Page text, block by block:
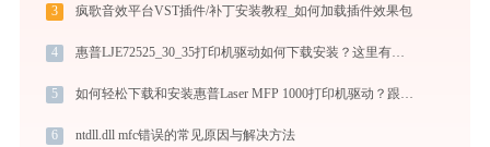
3 疯歌音效平台VST插件/补丁安装教程_如何加载插件效果包
4 惠普LJE72525_30_35打印机驱动如何下载安装？这里有你需要的所有信息
5 如何轻松下载和安装惠普Laser MFP 1000打印机驱动？跟着这篇指南走
6 ntdll.dll mfc错误的常见原因与解决方法